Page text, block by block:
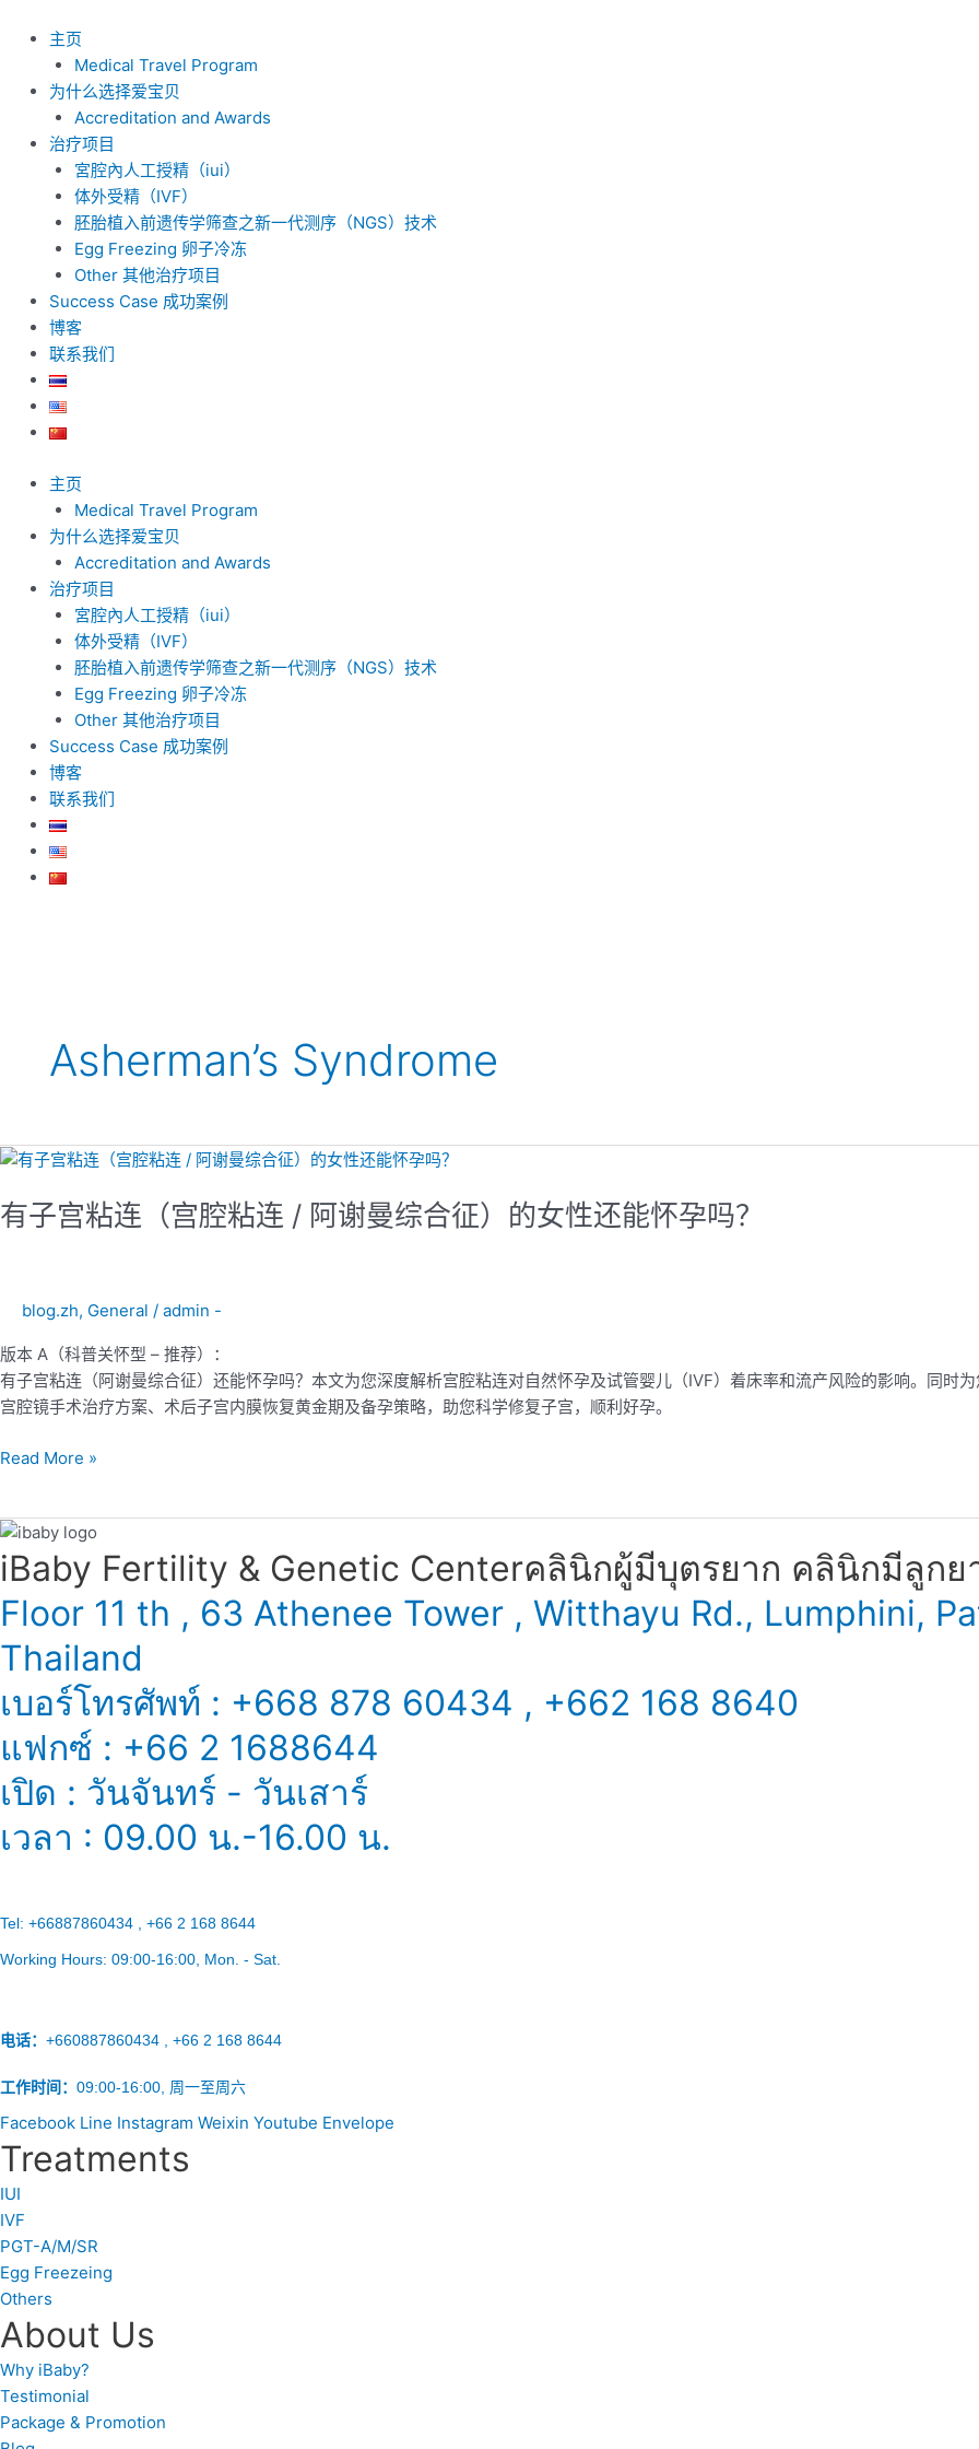
主页
Medical Travel Program
为什么选择爱宝贝
Accreditation and Awards
治疗项目
宮腔內人工授精（iui）
体外受精（IVF）
胚胎植入前遗传学筛查之新一代测序（NGS）技术
Egg Freezing 卵子冷冻
Other 其他治疗项目
Success Case 成功案例
博客
联系我们
主页
Medical Travel Program
为什么选择爱宝贝
Accreditation and Awards
治疗项目
宮腔內人工授精（iui）
体外受精（IVF）
胚胎植入前遗传学筛查之新一代测序（NGS）技术
Egg Freezing 卵子冷冻
Other 其他治疗项目
Success Case 成功案例
博客
联系我们
Asherman’s Syndrome
有子宫粘连（宫腔粘连 / 阿谢曼综合征）的女性还能怀孕吗？
blog.zh, General / admin -
版本 A（科普关怀型 – 推荐）：
有子宫粘连（阿谢曼综合征）还能怀孕吗？本文为您深度解析宫腔粘连对自然怀孕及试管婴儿（IVF）着床率和流产风险的影响。同时
宫腔镜手术治疗方案、术后子宫内膜恢复黄金期及备孕策略，助您科学修复子宫，顺利好孕。
有
宫
粘
连
/
阿
合
征）
的
女
性
还
怀
吗？
Read More »
iBaby Fertility & Genetic Center​ คลินิกผู้มีบุตรยาก คลินิกมีลูกย
Floor 11 th , 63 Athenee Tower , Witthayu Rd., Lumphini,
Thailand
เบอร์โทรศัพท์ : +668 878 60434 , +662 168 8640
แฟกซ์ : +66 2 1688644
เปิด : วันจันทร์ - วันเสาร์
เวลา : 09.00 น.-16.00 น.
Tel: +66887860434 , +66 2 168 8644
Working Hours: 09:00-16:00 , Mon. - Sat.
电话： +660887860434 , +66 2 168 8644
工作时间： 09:00-16:00, 周一至周六
Facebook Line Instagram Weixin Youtube Envelope
Treatments
IUI
IVF
PGT-A/M/SR
Egg Freezeing
Others
About Us
Why iBaby?
Testimonial
Package & Promotion